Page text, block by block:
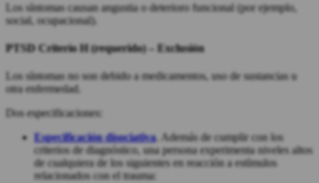
Los síntomas causan angustia o deterioro funcional (por ejemplo,
social, ocupacional).
PTSDCriterio H (requerido) – Exclusión
Los síntomas no son debido a medicamentos, uso de sustancias u
otra enfermedad.
Dos especificaciones:
Especificación disociativa. Además de cumplir con los
criterios de diagnóstico, una persona experimenta niveles altos
de cualquiera de los siguientes en reacción a estímulos
relacionados con el trauma: